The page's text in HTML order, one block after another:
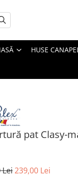
HUSE
pat Clasy-
Lei239,00 Lei